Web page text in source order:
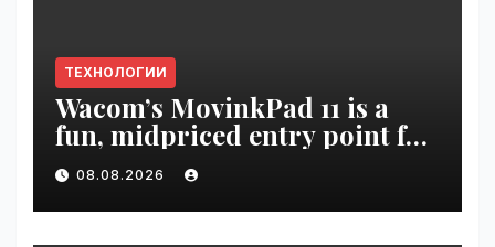
ТЕХНОЛОГИИ
Wacom’s MovinkPad 11 is a
fun, midpriced entry point for
digital artists | VseTime.ru
08.08.2026